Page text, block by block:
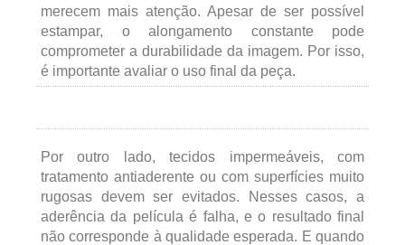
merecem mais atenção. Apesar de ser possível
estampar, o alongamento constante pode
comprometer a durabilidade da imagem. Por isso,
é importante avaliar o uso final da peça.
Por outro lado, tecidos impermeáveis, com
tratamento antiaderente ou com superfícies muito
rugosas devem ser evitados. Nesses casos, a
aderência da película é falha, e o resultado final
não corresponde à qualidade esperada. E quando